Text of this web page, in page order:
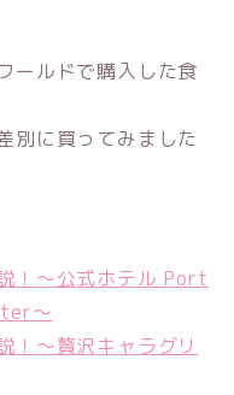
ールドで購入した食
別に買ってみました
！〜公式ホテル Port
〜
！〜贅沢キャラグリ